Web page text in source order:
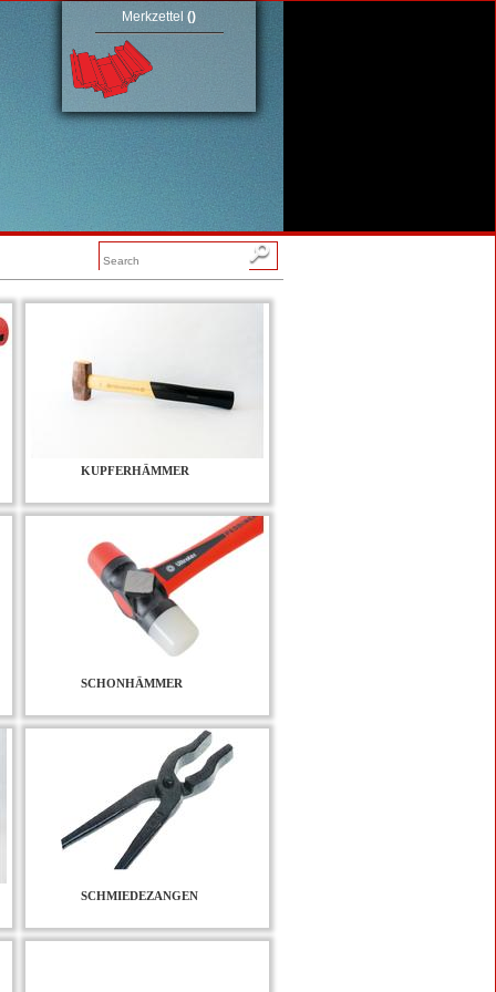
Merkzettel ()
KUPFERHÄMMER
SCHONHÄMMER
SCHMIEDEZANGEN